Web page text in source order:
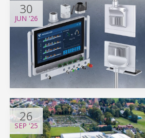
30
JUN '26
26
SEP '25